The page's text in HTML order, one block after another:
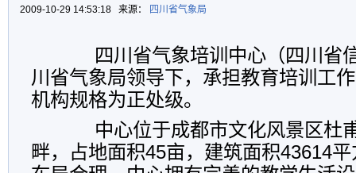
2009-10-29 14:53:18 来源： 四川省气象局
四川省气象培训中心（四川省
川省气象局领导下，承担教育培训工
机构规格为正处级。
中心位于成都市文化风景区杜
畔，占地面积45亩，建筑面积43614